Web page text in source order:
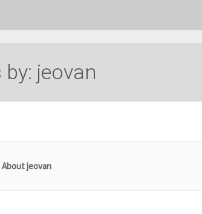
jeovan
About jeovan